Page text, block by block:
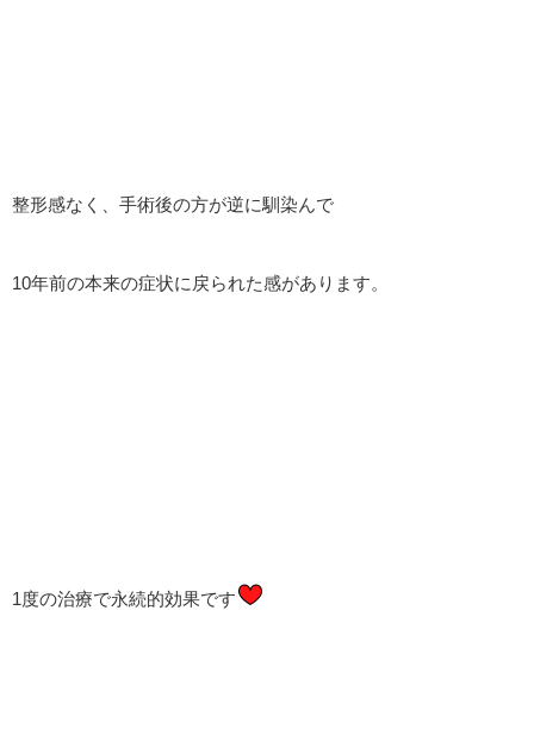
整形感なく、手術後の方が逆に馴染んで
10年前の本来の症状に戻られた感があります。
1度の治療で永続的効果です